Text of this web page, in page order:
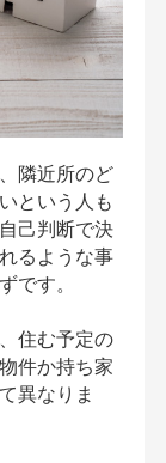
隣近所のど
という人も
己判断で決
るような事
です。
住む予定の
件か持ち家
異なりま